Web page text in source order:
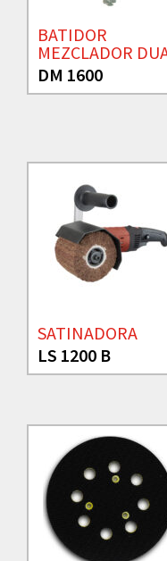
BATIDOR
MEZCLADOR
DM 1600
SATINADORA
LS 1200 B